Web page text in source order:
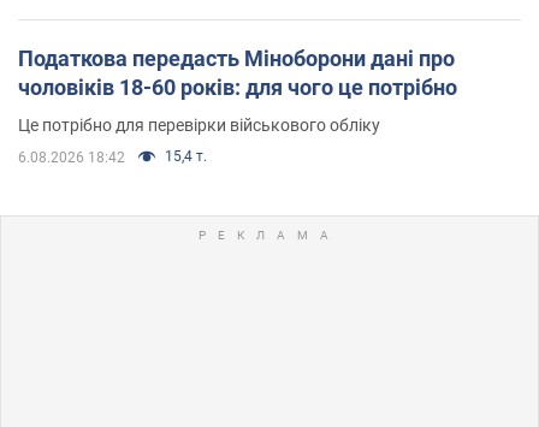
Податкова передасть Міноборони дані про
чоловіків 18-60 років: для чого це потрібно
Це потрібно для перевірки військового обліку
6.08.2026 18:42 15,4 т.